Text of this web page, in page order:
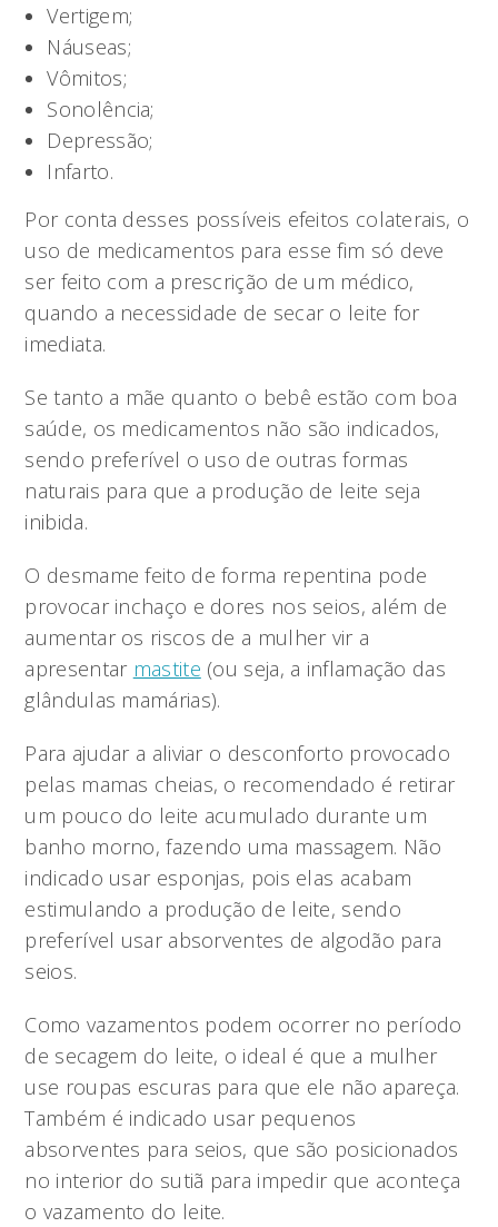
Vertigem;
Náuseas;
Vômitos;
Sonolência;
Depressão;
Infarto.
Por conta desses possíveis efeitos colaterais, o
uso de medicamentos para esse fim só deve
ser feito com a prescrição de um médico,
quando a necessidade de secar o leite for
imediata.
Se tanto a mãe quanto o bebê estão com boa
saúde, os medicamentos não são indicados,
sendo preferível o uso de outras formas
naturais para que a produção de leite seja
inibida.
O desmame feito de forma repentina pode
provocar inchaço e dores nos seios, além de
aumentar os riscos de a mulher vir a
apresentar mastite (ou seja, a inflamação das
glândulas mamárias).
Para ajudar a aliviar o desconforto provocado
pelas mamas cheias, o recomendado é retirar
um pouco do leite acumulado durante um
banho morno, fazendo uma massagem. Não
indicado usar esponjas, pois elas acabam
estimulando a produção de leite, sendo
preferível usar absorventes de algodão para
seios.
Como vazamentos podem ocorrer no período
de secagem do leite, o ideal é que a mulher
use roupas escuras para que ele não apareça.
Também é indicado usar pequenos
absorventes para seios, que são posicionados
no interior do sutiã para impedir que aconteça
o vazamento do leite.